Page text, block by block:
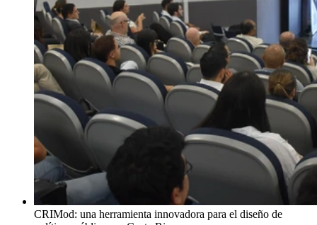
CRIMod: una herramienta innovadora para el diseño de